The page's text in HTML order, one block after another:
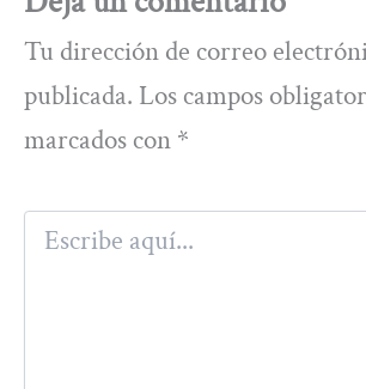
Tu dirección de correo
publicada. Los campos
marcados con *
Escribe
aquí...